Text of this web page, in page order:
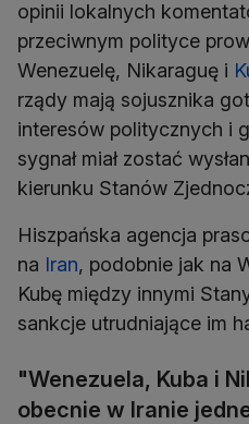
opinii lokalnych
przeciwnym polityce
Wenezuelę, Nikaraguę i
rządy mają sojusznika
interesów politycznych i
sygnał miał zostać
kierunku Stanów
Hiszpańska agencja
na Iran, podobnie jak na
Kubę między innymi
sankcje utrudniające im
"Wenezuela, Kuba i
obecnie w Iranie